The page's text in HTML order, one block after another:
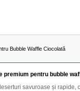
Bubble Waffle Ciocolată
premium pentru bubble
savuroase și rapide,